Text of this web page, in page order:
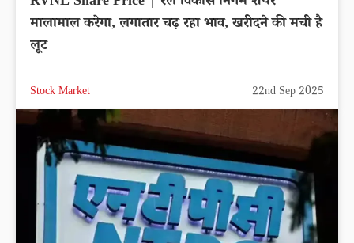
मालामाल करेगा, लगातार चढ़ रहा भाव, खरीदने की मची है
लूट
Stock Market 22nd Sep 2025